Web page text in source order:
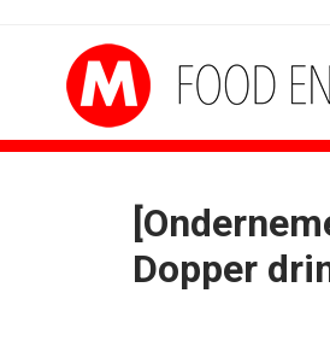
Dopper